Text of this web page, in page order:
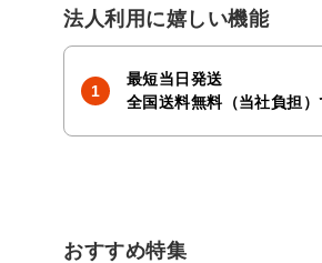
法人利用に嬉しい機能
最短当日発送
全国送料無料（当社負担）
おすすめ特集